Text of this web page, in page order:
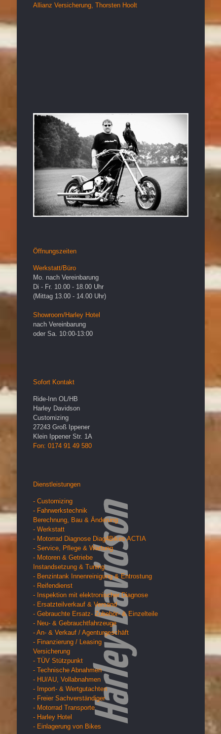
Allianz Versicherung, Thorsten Hoolt
Öffnungszeiten
Werkstatt/Büro
Mo. nach Vereinbarung
Di - Fr. 10.00 - 18.00 Uhr
(Mittag 13.00 - 14.00 Uhr)
Showroom/Harley Hotel
nach Vereinbarung
oder Sa. 10:00-13:00
Sofort Kontakt
Ride-Inn OL/HB
Harley Davidson
Customizing
27243 Groß Ippener
Klein Ippener Str. 1A
Fon: 0174 91 49 580
Dienstleistungen
- Customizing
- Fahrwerkstechnik
Berechnung, Bau & Änderung
- Werkstatt
- Motorrad Diagnose Diag4Bikes ACTIA
- Service, Pflege & Wartung
- Motoren & Getriebe
Instandsetzung & Tuning
- Benzintank Innenreinigung & Entrostung
- Reifendienst
- Inspektion mit elektronischer Diagnose
- Ersatzteilverkauf & Versand
- Gebrauchte Ersatz- Zubehör- & Einzelteile
- Neu- & Gebrauchtfahrzeuge
- An- & Verkauf / Agenturgeschäft
- Finanzierung / Leasing
Versicherung
- TÜV Stützpunkt
- Technische Abnahmen
- HU/AU, Vollabnahmen
- Import- & Wertgutachten
- Freier Sachverständiger
- Motorrad Transporte
- Harley Hotel
- Einlagerung von Bikes